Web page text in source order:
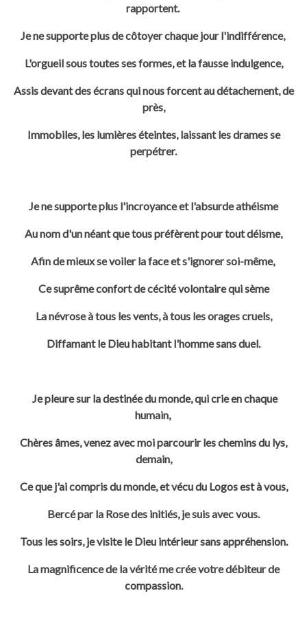
rapportent.
Je ne supporte plus de côtoyer chaque jour l'indifférence,
L'orgueil sous toutes ses formes, et la fausse indulgence,
Assis devant des écrans qui nous forcent au détachement, de
près,
Immobiles, les lumières éteintes, laissant les drames se
perpétrer.
Je ne supporte plus l'incroyance et l'absurde athéisme
Au nom d'un néant que tous préfèrent pour tout déisme,
Afin de mieux se voiler la face et s'ignorer soi-même,
Ce suprême confort de cécité volontaire qui sème
La névrose à tous les vents, à tous les orages cruels,
Diffamant le Dieu habitant l'homme sans duel.
Je pleure sur la destinée du monde, qui crie en chaque
humain,
Chères âmes, venez avec moi parcourir les chemins du lys,
demain,
Ce que j'ai compris du monde, et vécu du Logos est à vous,
Bercé par la Rose des initiés, je suis avec vous.
Tous les soirs, je visite le Dieu intérieur sans appréhension.
La magnificence de la vérité me crée votre débiteur de
compassion.